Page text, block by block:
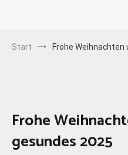
Start Frohe Weihnachten
Frohe
gesundes 2025